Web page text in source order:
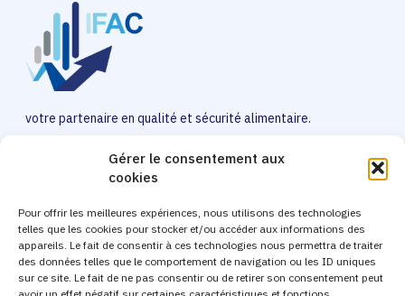
Gérer le consentement aux
cookies
Pour offrir les meilleures expériences, nous utilisons des technologies
telles que les cookies pour stocker et/ou accéder aux informations des
appareils. Le fait de consentir à ces technologies nous permettra de traiter
des données telles que le comportement de navigation ou les ID uniques
sur ce site. Le fait de ne pas consentir ou de retirer son consentement peut
votre partenaire en qualité et sécurité alimentaire.
256, rue Francis de Pressensé 69100 VILLEURBANNE
04 27 11 47 29
contact@ifacformation.fr